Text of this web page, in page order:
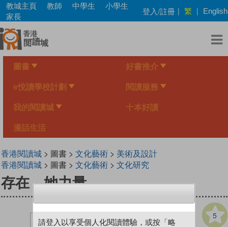
Skip
main
content
教城主頁 教師 中學生
小學生
家長
登入/註冊 | 繁 | English
圖書 好書推介
e悅讀學校計劃 閱讀服務
我的閱讀城 十本好讀
漫話生活
香港閱讀城> 圖書 > 文化藝術> 美術及設計
香港閱讀城> 圖書 > 文化藝術> 文化研究
存在，她力量
5
請登入以享受個人化閱讀體驗，或按「略